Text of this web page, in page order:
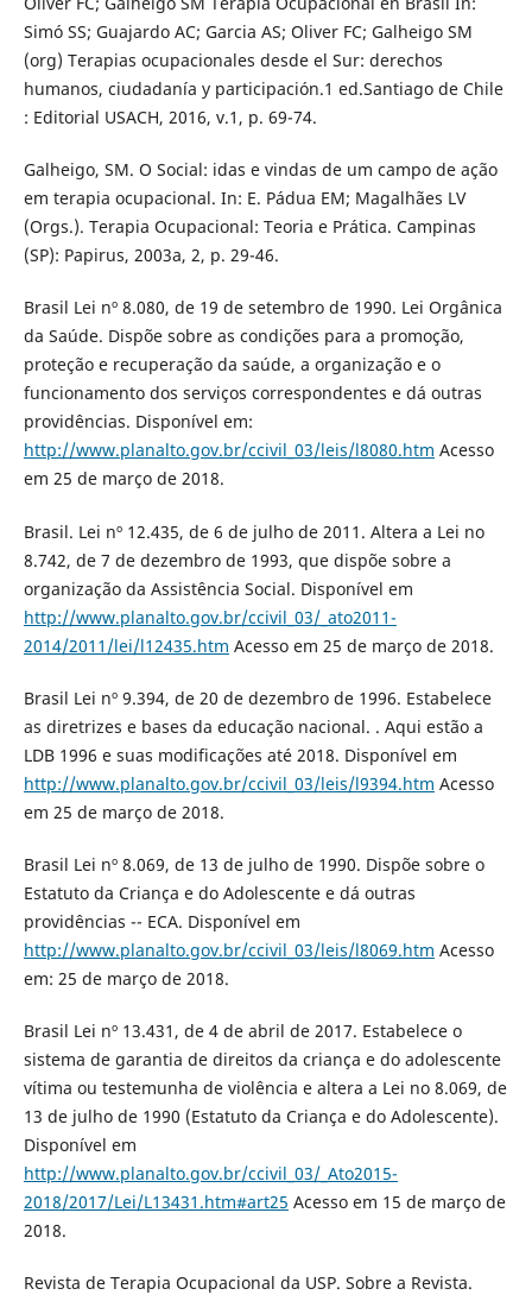
Simó SS; Guajardo AC; Garcia AS; Oliver FC; Galheigo SM
(org) Terapias ocupacionales desde el Sur: derechos
humanos, ciudadanía y participación.1 ed.Santiago de Chile
: Editorial USACH, 2016, v.1, p. 69-74.
Galheigo, SM. O Social: idas e vindas de um campo de ação
em terapia ocupacional. In: E. Pádua EM; Magalhães LV
(Orgs.). Terapia Ocupacional: Teoria e Prática. Campinas
(SP): Papirus, 2003a, 2, p. 29-46.
Brasil Lei nº 8.080, de 19 de setembro de 1990. Lei Orgânica
da Saúde. Dispõe sobre as condições para a promoção,
proteção e recuperação da saúde, a organização e o
funcionamento dos serviços correspondentes e dá outras
providências. Disponível em:
http://www.planalto.gov.br/ccivil_03/leis/l8080.htm Acesso
em 25 de março de 2018.
Brasil. Lei nº 12.435, de 6 de julho de 2011. Altera a Lei no
8.742, de 7 de dezembro de 1993, que dispõe sobre a
organização da Assistência Social. Disponível em
http://www.planalto.gov.br/ccivil_03/_ato2011-
2014/2011/lei/l12435.htm Acesso em 25 de março de 2018.
Brasil Lei nº 9.394, de 20 de dezembro de 1996. Estabelece
as diretrizes e bases da educação nacional. . Aqui estão a
LDB 1996 e suas modificações até 2018. Disponível em
http://www.planalto.gov.br/ccivil_03/leis/l9394.htm Acesso
em 25 de março de 2018.
Brasil Lei nº 8.069, de 13 de julho de 1990. Dispõe sobre o
Estatuto da Criança e do Adolescente e dá outras
providências -- ECA. Disponível em
http://www.planalto.gov.br/ccivil_03/leis/l8069.htm Acesso
em: 25 de março de 2018.
Brasil Lei nº 13.431, de 4 de abril de 2017. Estabelece o
sistema de garantia de direitos da criança e do adolescente
vítima ou testemunha de violência e altera a Lei no 8.069, de
13 de julho de 1990 (Estatuto da Criança e do Adolescente).
Disponível em
http://www.planalto.gov.br/ccivil_03/_Ato2015-
2018/2017/Lei/L13431.htm#art25 Acesso em 15 de março de
2018.
Revista de Terapia Ocupacional da USP. Sobre a Revista.